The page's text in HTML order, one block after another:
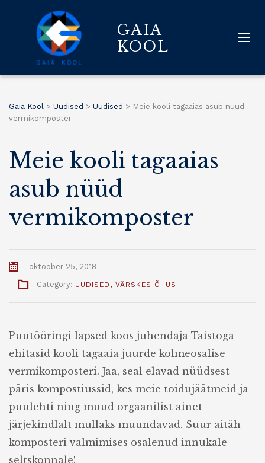
GAIA
KOOL
Gaia Kool > Uudised > Uudised > Meie kooli tagaaias asub nüüd
vermikomposter
Meie kooli tagaaias
asub nüüd
vermikomposter
oktoober 25, 2018
Category: UUDISED , VÄRSKES ÕHUS
Puutööringi lapsed koos juhendaja Taistoga
ehitasid kooli tagaaia juurde kolmeosalise
vermikomposteri. Jaa, seal elavad nüüdsest
päris kompostiussid, kes meie toidujäätmeid ja
puulehti ning muud orgaanilist ainet
järjekindlalt mullaks muundavad. Suur aitäh
komposteri valmimises osalenud innukale
seltskonnale!